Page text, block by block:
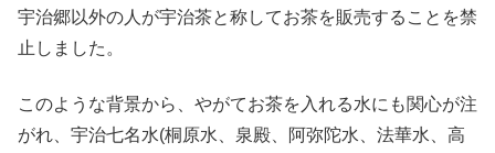
宇治郷以外の人が宇治茶と称してお茶を販売することを禁
止しました。
このような背景から、やがてお茶を入れる水にも関心が注
がれ、宇治七名水(桐原水、泉殿、阿弥陀水、法華水、高